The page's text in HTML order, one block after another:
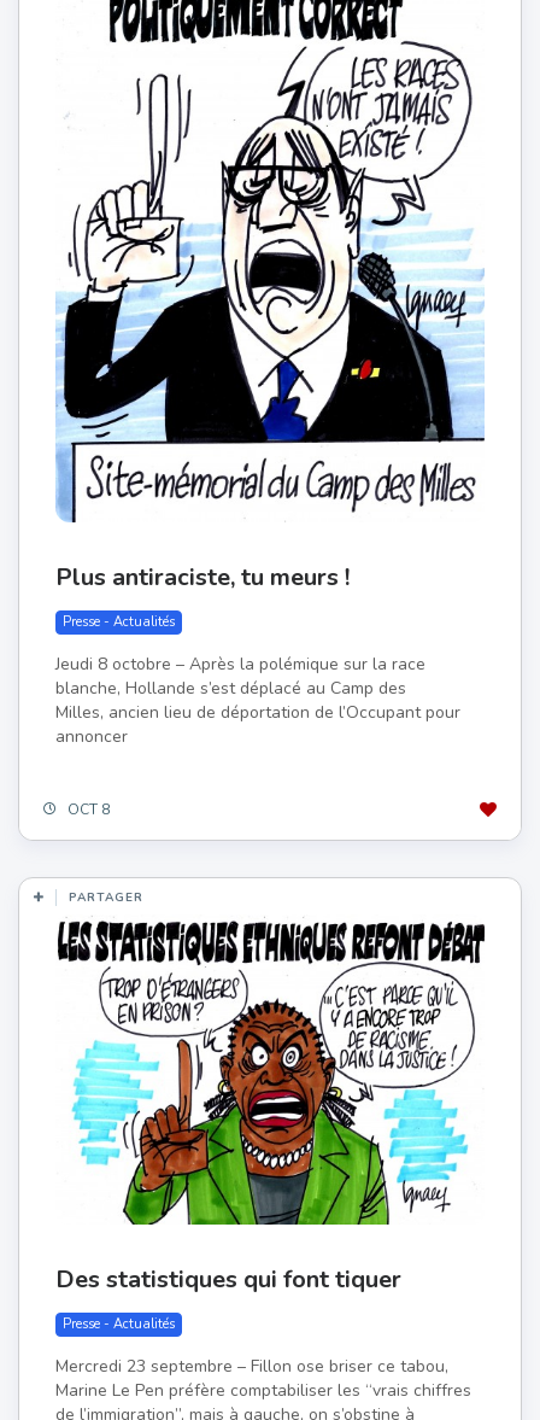
Plus antiraciste, tu meurs !
Presse - Actualités
Jeudi 8 octobre – Après la polémique sur la race
blanche, Hollande s’est déplacé au Camp des
Milles, ancien lieu de déportation de l’Occupant pour
annoncer
OCT 8
PARTAGER
Des statistiques qui font tiquer
Presse - Actualités
Mercredi 23 septembre – Fillon ose briser ce tabou,
Marine Le Pen préfère comptabiliser les “vrais chiffres
de l’immigration”, mais à gauche, on s’obstine à